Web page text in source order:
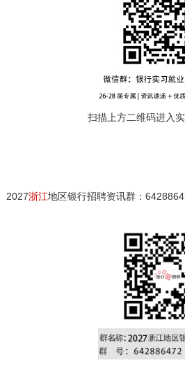
扫描上方二维码进入
2027浙江地区银行招聘资讯群：